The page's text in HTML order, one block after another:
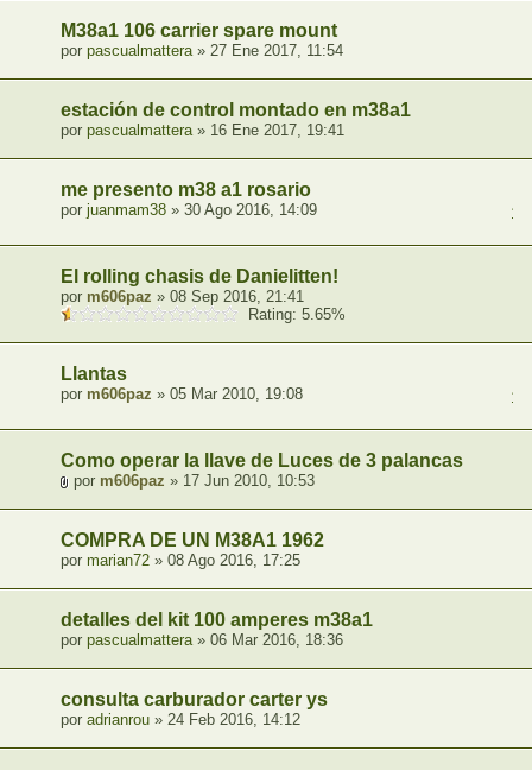
M38a1 106 carrier spare mount
por pascualmattera» 27 Ene 2017, 11:54
estación de control montado en m38a1
por pascualmattera» 16 Ene 2017, 19:41
me presento m38 a1 rosario
1
por juanmam38 » 30 Ago 2016, 14:09
El rolling chasis de Danielitten!
por m606paz » 08 Sep 2016, 21:41
Rating: 5.65%
Llantas
1
por m606paz » 05 Mar 2010, 19:08
Como operar la llave de Luces de 3 palancas
por m606paz » 17 Jun 2010, 10:53
COMPRA DE UN M38A1 1962
por marian72 » 08 Ago 2016, 17:25
detalles del kit 100 amperes m38a1
por pascualmattera» 06 Mar 2016, 18:36
consulta carburador carter ys
por adrianrou » 24 Feb 2016, 14:12